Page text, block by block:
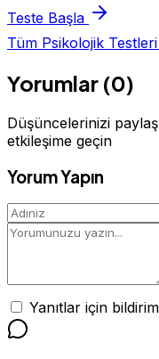
Teste Başla
Tüm Psikolojik
Yorumlar (0)
Düşüncelerinizi
etkileşime geçin
Yorum Yapın
Yanıtlar için